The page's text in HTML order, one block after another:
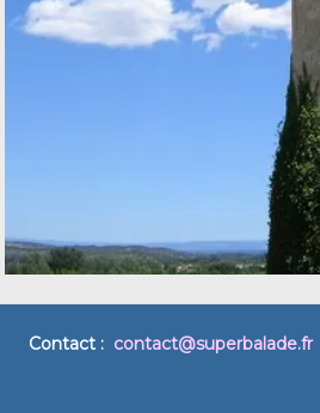
Contact : contact@superbalade.fr